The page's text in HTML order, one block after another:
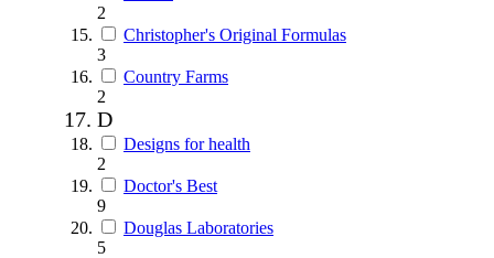
2
Christopher's Original Formulas
3
Country Farms
2
D
Designs for health
2
Doctor's Best
9
Douglas Laboratories
5